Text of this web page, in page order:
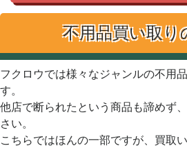
不用品買い取り
フクロウでは様々なジャンルの不用
す。
他店で断られたという商品も諦めず
さい。
こちらではほんの一部ですが、買取